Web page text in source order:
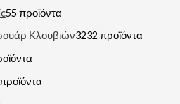
55 προϊόντα
Κλουβιών3232 προϊόντα